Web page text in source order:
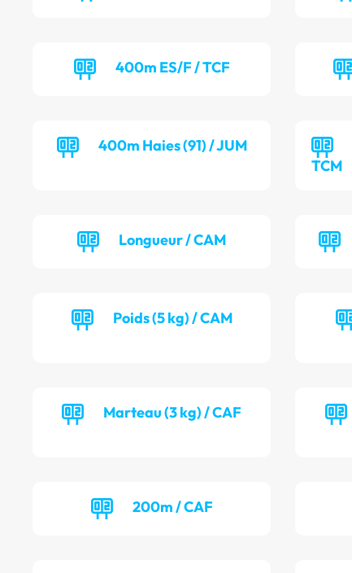
400m ES/F / TCF
400m Haies (91) / JUM
TCM
Longueur / CAM
Poids (5 kg) / CAM
Marteau (3 kg) / CAF
200m / CAF